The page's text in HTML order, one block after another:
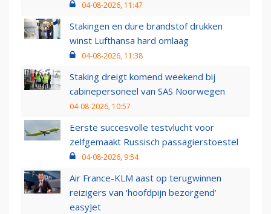
04-08-2026, 11:47
Stakingen en dure brandstof drukken
winst Lufthansa hard omlaag
04-08-2026, 11:38
Staking dreigt komend weekend bij
cabinepersoneel van SAS Noorwegen
04-08-2026, 10:57
Eerste succesvolle testvlucht voor
zelfgemaakt Russisch passagierstoestel
04-08-2026, 9:54
Air France-KLM aast op terugwinnen
reizigers van ‘hoofdpijn bezorgend’
easyJet